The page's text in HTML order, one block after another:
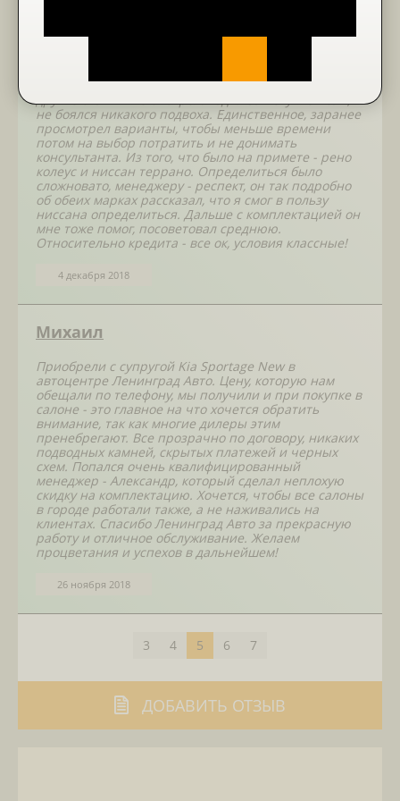
ДОБАВИТЬ ОТЗЫВ
Дмитрий
свояком в Автосалоне Leningrad auto, поэтому
не боялся никакого подвоха. Единственное, заранее
просмотрел варианты, чтобы меньше времени
потом на выбор потратить и не донимать
консультанта. Из того, что было на примете - рено
колеус и ниссан террано. Определиться было
сложновато, менеджеру - респект, он так подробно
об обеих марках рассказал, что я смог в пользу
ниссана определиться. Дальше с комплектацией он
мне тоже помог, посоветовал среднюю.
Относительно кредита - все ок, условия классные!
4 декабря 2018
Михаил
Приобрели с супругой Kia Sportage New в
автоцентре Ленинград Авто. Цену, которую нам
обещали по телефону, мы получили и при покупке в
салоне - это главное на что хочется обратить
внимание, так как многие дилеры этим
пренебрегают. Все прозрачно по договору, никаких
подводных камней, скрытых платежей и черных
схем. Попался очень квалифицированный
менеджер - Александр, который сделал неплохую
скидку на комплектацию. Хочется, чтобы все салоны
в городе работали также, а не наживались на
клиентах. Спасибо Ленинград Авто за прекрасную
работу и отличное обслуживание. Желаем
процветания и успехов в дальнейшем!
26 ноября 2018
3 4 5 6 7